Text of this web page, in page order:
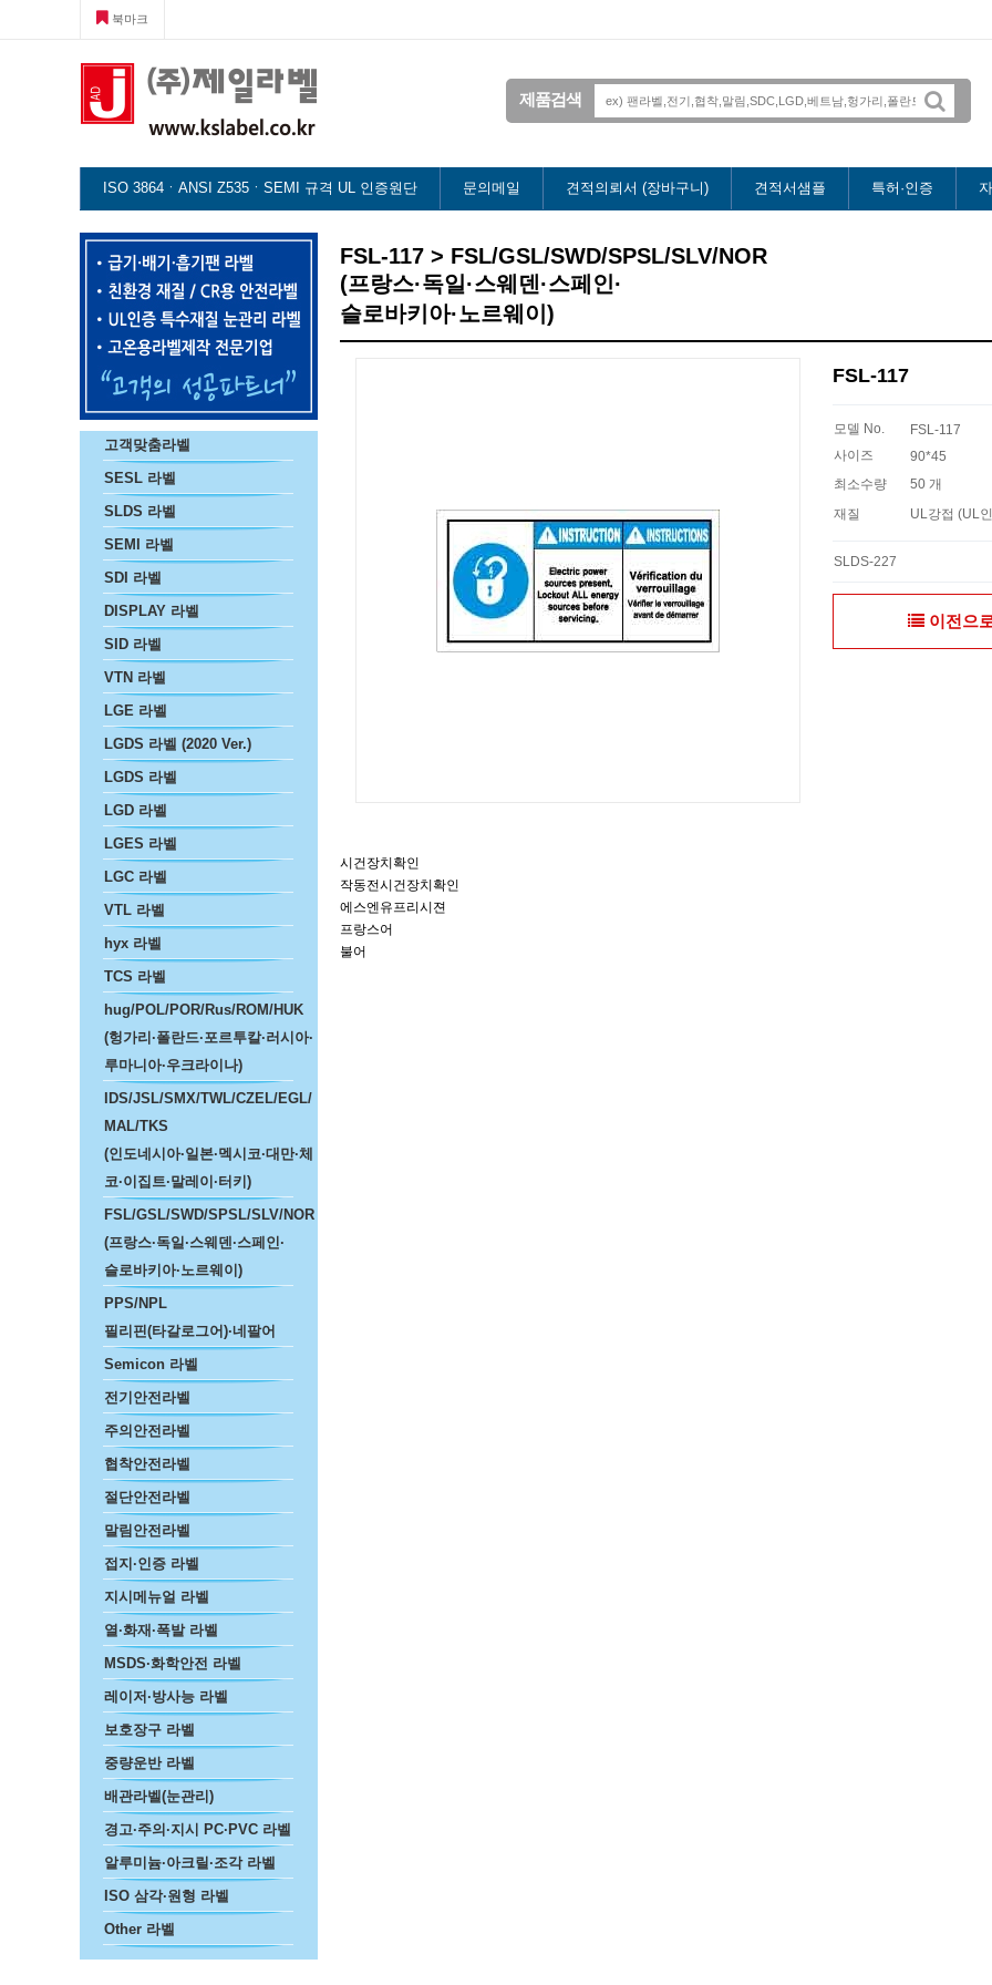
북마크
제품검색
ISO 3864ㆍANSI Z535ㆍSEMI 규격 UL 인증원단 문의메일 견적의뢰서 (장바구니) 견적서샘플 특허·인증
고객맞춤라벨
SESL 라벨
SLDS 라벨
SEMI 라벨
SDI 라벨
DISPLAY 라벨
SID 라벨
VTN 라벨
LGE 라벨
LGDS 라벨 (2020 Ver.)
LGDS 라벨
LGD 라벨
LGES 라벨
LGC 라벨
VTL 라벨
hyx 라벨
TCS 라벨
hug/POL/POR/Rus/ROM/HUK
(헝가리·폴란드·포르투칼·러시아·
루마니아·우크라이나)
IDS/JSL/SMX/TWL/CZEL/EGL/
MAL/TKS
(인도네시아·일본·멕시코·대만·체
코·이집트·말레이·터키)
FSL/GSL/SWD/SPSL/SLV/NOR
(프랑스·독일·스웨덴·스페인·
슬로바키아·노르웨이)
PPS/NPL
필리핀(타갈로그어)·네팔어
Semicon 라벨
전기안전라벨
주의안전라벨
협착안전라벨
절단안전라벨
말림안전라벨
접지·인증 라벨
지시메뉴얼 라벨
열·화재·폭발 라벨
MSDS·화학안전 라벨
레이저·방사능 라벨
보호장구 라벨
중량운반 라벨
배관라벨(눈관리)
경고·주의·지시 PC·PVC 라벨
알루미늄·아크릴·조각 라벨
ISO 삼각·원형 라벨
Other 라벨
FSL-117 > FSL/GSL/SWD/SPSL/SLV/NOR
(프랑스·독일·스웨덴·스페인·
슬로바키아·노르웨이)
FSL-117
모델 No.
FSL-117
사이즈
90*45
최소수량
50 개
재질
UL강접 (UL
SLDS-227
이전으로
시건장치확인
작동전시건장치확인
에스엔유프리시젼
프랑스어
불어